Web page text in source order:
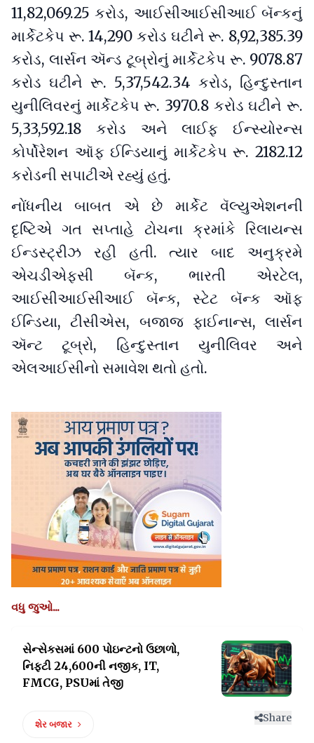
11,82,069.25 કરોડ, આઈસીઆઈસીઆઈ બૅન્કનું
માર્કેટકેપ રૂ. 14,290 કરોડ ઘટીને રૂ. 8,92,385.39
કરોડ, લાર્સન ઍન્ડ ટૂબ્રોનું માર્કેટકેપ રૂ. 9078.87
કરોડ ઘટીને રૂ. 5,37,542.34 કરોડ, હિન્દુસ્તાન
યુનીલિવરનું માર્કેટકેપ રૂ. 3970.8 કરોડ ઘટીને રૂ.
5,33,592.18 કરોડ અને લાઈફ ઈન્સ્યોરન્સ
કોર્પોરેશન ઑફ ઈન્ડિયાનું માર્કેટકેપ રૂ. 2182.12
કરોડની સપાટીએ રહ્યું હતું.
નોંધનીય બાબત એ છે માર્કેટ વૅલ્યુએશનની
દૃષ્ટિએ ગત સપ્તાહે ટોચના ક્રમાંકે રિલાયન્સ
ઈન્ડસ્ટ્રીઝ રહી હતી. ત્યાર બાદ અનુક્રમે
એચડીએફસી બૅન્ક, ભારતી એરટેલ,
આઈસીઆઈસીઆઈ બૅન્ક, સ્ટેટ બૅન્ક ઑફ
ઈન્ડિયા, ટીસીએસ, બજાજ ફાઈનાન્સ, લાર્સન
ઍન્ટ ટૂબ્રો, હિન્દુસ્તાન યુનીલિવર અને
એલઆઈસીનો સમાવેશ થતો હતો.
વધુ જુઓ...
સેન્સેકસમાં 600 પોઇન્ટનો ઉછાળો,
નિફ્ટી 24,600ની નજીક, IT,
FMCG, PSUમાં તેજી
શેર બજાર
Share